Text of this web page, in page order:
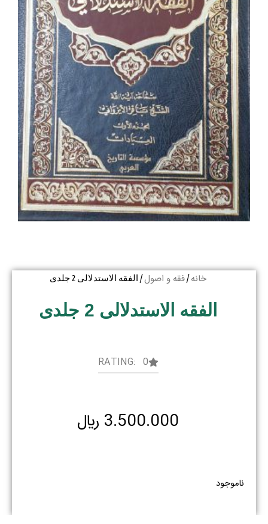
خانه/ فقه و اصول/ الفقه الاستدلالی 2 جلدی
الفقه الاستدلالی 2 جلدی
RATING: 0
3.500.000 ﷼
ناموجود